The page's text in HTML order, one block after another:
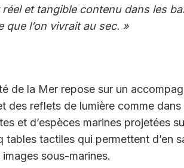
et tangible contenu dans les
que l’on vivrait au sec. »
de la Mer repose sur un
des reflets de lumière comme
et d’espèces marines projetées
tactiles qui permettent d’en
sous-marines.